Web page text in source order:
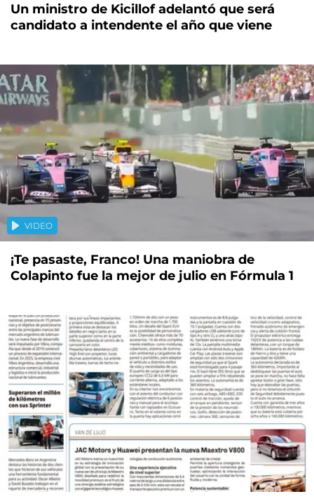
Un ministro de Kicillof adelantó que será
candidato a intendente el año que viene
VIDEO
¡Te pasaste, Franco! Una maniobra de
Colapinto fue la mejor de julio en Fórmula 1